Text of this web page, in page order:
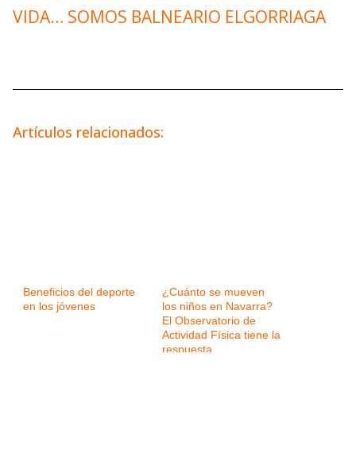
VIDA… SOMOS BALNEARIO ELGORRIAGA
Artículos relacionados:
Beneficios del deporte
en los jóvenes
¿Cuánto se mueven
los niños en Navarra?
El Observatorio de
Actividad Física tiene la
respuesta